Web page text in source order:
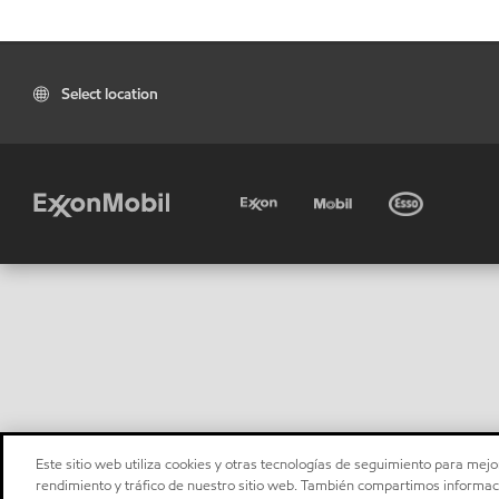
Select location
Este sitio web utiliza cookies y otras tecnologías de seguimiento para
rendimiento y tráfico de nuestro sitio web. También compartimos